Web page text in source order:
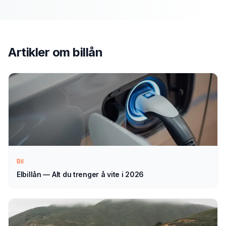
Velg billån som type.
Vi tar kontakt
Vi går gjennom forespørselen din og tar kontakt med
veiledning — normalt innen 1–2 virkedager.
passer deg — helt uforpliktende.
Tips for å få best mulig
Artikler om billån
Bil
Elbillån — Alt du trenger å vite i 2026